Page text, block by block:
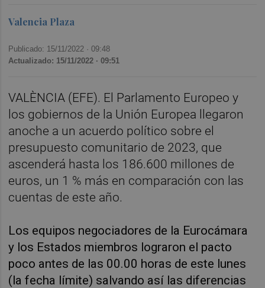
Valencia Plaza
Publicado: 15/11/2022 ·09:48
Actualizado: 15/11/2022 · 09:51
VALÈNCIA (EFE). El Parlamento Europeo y
los gobiernos de la Unión Europea llegaron
anoche a un acuerdo político sobre el
presupuesto comunitario de 2023, que
ascenderá hasta los 186.600 millones de
euros, un 1 % más en comparación con las
cuentas de este año.
Los equipos negociadores de la Eurocámara
y los Estados miembros lograron el pacto
poco antes de las 00.00 horas de este lunes
(la fecha límite) salvando así las diferencias